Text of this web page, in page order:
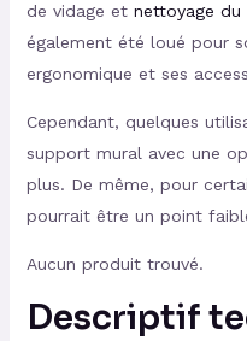
de vidage et nettoyage du
également été loué pour
ergonomique et ses
Cependant, quelques
support mural avec une
plus. De même, pour
pourrait être un point
Aucun produit trouvé.
Descriptif